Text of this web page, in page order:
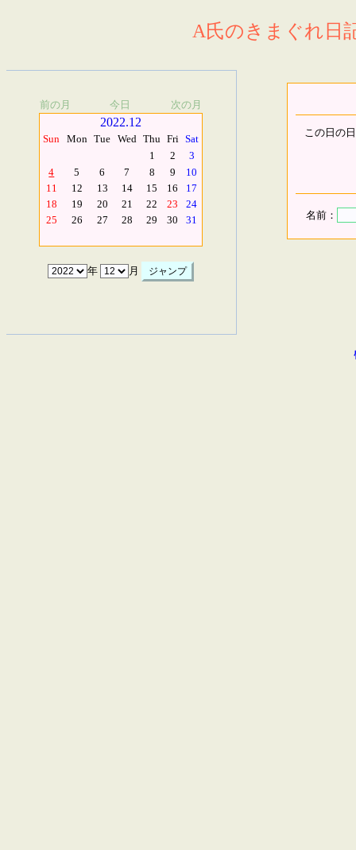
A氏のきまぐれ日
前の月 今日 次の月
2022.12
Sun Mon Tue Wed Thu Fri Sat
1
2
3
4
5 6 7 8 9
10
11
12 13 14 15 16
17
18
19 20 21 22 23
24
25
26 27 28 29 30 31
年 月
この日の
名前：